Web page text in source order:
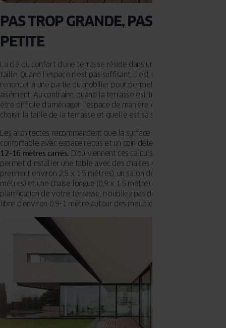
PAS TROP GRANDE, PAS TROP
PETITE
La clé du confort d’une terrasse réside dans un premier temps sur sa
taille. Quand l’espace n’est pas suffisant, il est parfois bon de
renoncer à une partie du mobilier pour permettre de se déplacer
aisément. Au contraire, quand la terrasse est trop grande, il peut
être difficile d’aménager l’espace de manière confortable. Comment
choisir la taille de la terrasse et quelle est sa surface optimale ?
Les architectes recommandent que la surface d’une terrasse
confortable avec espace repas et un coin détente soit d’au moins
12–16 mètres carrés. D’où viennent ces calculs ? Cette surface
permet d’installer une table avec des chaises (ces meubles
prennent environ 2,5 x 1,5 mètres), un salon de détente (2,5 x 2,5
mètres) et une chaise longue (0,9 x 1,5 mètre). Lors de la
planification de votre terrasse, n’oubliez pas de laisser un espace
libre d’environ 0,9-1 mètre autour des meubles .